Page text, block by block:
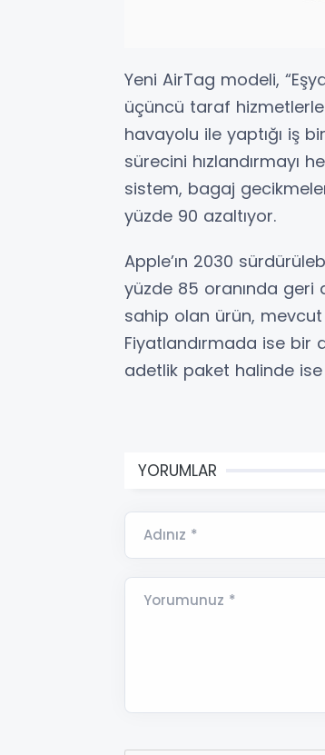
Yeni AirTag modeli,
üçüncü taraf hizmetlerle
havayolu ile yaptığı iş
sürecini hızlandırmayı
sistem, bagaj
yüzde 90 azaltıyor.
Apple’ın 2030
yüzde 85 oranında geri
sahip olan ürün,
Fiyatlandırmada ise bir
adetlik paket halinde
YORUMLAR
Adınız *
Yorumunuz *